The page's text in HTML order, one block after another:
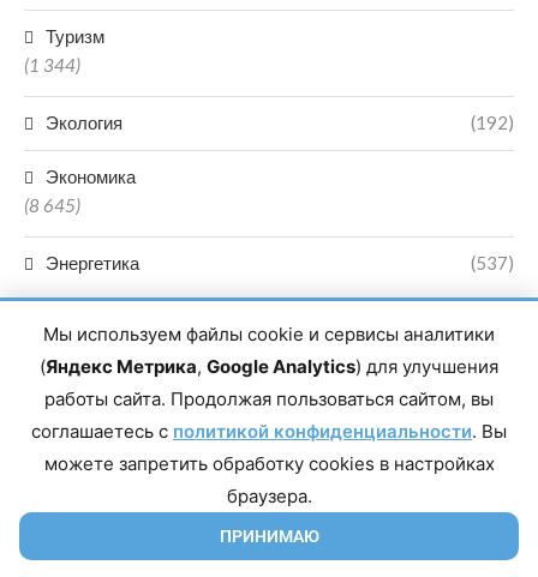
Туризм
(1 344)
Экология (192)
Экономика
(8 645)
Энергетика (537)
Главный редактор сетевого издания Магомаев Тимур Нухович.
Контакты редакции: 8(988)-292-94-34 Почта: vestiskfo@gmail.com По
вопросам сотрудничества: institut-media@yandex.ru Адрес: 367018,
Республика Дагестан, г. Махачкала, пр-т Насрутдинова, д. 1а. Все
права защищены. Копирование и использование полных материалов
запрещено, частичное цитирование возможно только при условии
Мы используем файлы cookie и сервисы аналитики
(Яндекс Метрика, Google Analytics) для улучшения
работы сайта. Продолжая пользоваться сайтом, вы
соглашаетесь с политикой конфиденциальности. Вы
можете запретить обработку cookies в настройках
браузера.
ПРИНИМАЮ